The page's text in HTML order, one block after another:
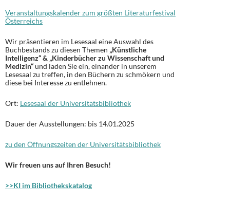
Veranstaltungskalender zum größten Literaturfestival
Österreichs
Wir präsentieren im Lesesaal eine Auswahl des
Buchbestands zu diesen Themen „Künstliche
Intelligenz“ & „Kinderbücher zu Wissenschaft und
Medizin“und laden Sie ein, einander in unserem
Lesesaal zu treffen, in den Büchern zu schmökern und
diese bei Interesse zu entlehnen.
Ort: Lesesaal der Universitätsbibliothek
Dauer der Ausstellungen: bis 14.01.2025
zu den Öffnungszeiten der Universitätsbibliothek
Wir freuen uns auf Ihren Besuch!
>>KI im Bibliothekskatalog